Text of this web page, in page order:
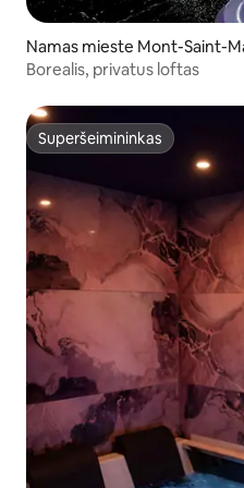
Namas mieste Mont-Saint-
Borealis, privatus loftas
Superšeimininkas
Superšeimininkas